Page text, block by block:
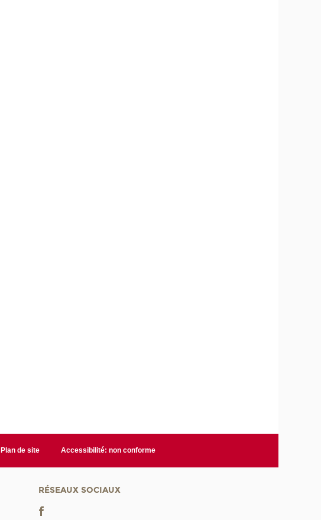
Plan de site Accessibilité: non conforme
RÉSEAUX SOCIAUX